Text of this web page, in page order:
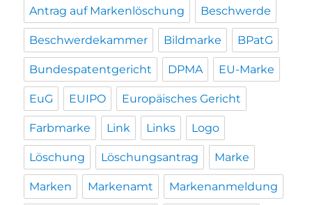
Antrag auf Markenlöschung Beschwerde
Beschwerdekammer Bildmarke BPatG
Bundespatentgericht DPMA EU-Marke
EuG EUIPO Europäisches Gericht
Farbmarke Link Links Logo
Löschung Löschungsantrag Marke
Marken Markenamt Markenanmeldung